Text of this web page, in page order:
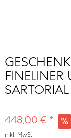
448,00 € *
inkl. MwSt.